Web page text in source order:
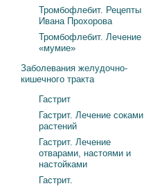
Тромбофлебит. Рецепты
Ивана Прохорова
Тромбофлебит. Лечение
«мумие»
Заболевания желудочно-
кишечного тракта
Гастрит
Гастрит. Лечение соками
растений
Гастрит. Лечение
отварами, настоями и
настойками
Гастрит.